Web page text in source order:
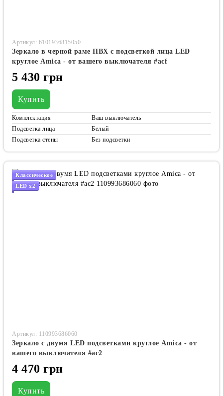
Артикул: 6101936815050
Зеркало в черной раме ПВХ с подсветкой лица LED
круглое Amica - от вашего выключателя #acf
5 430 грн
Купить
Комплектация
Ваш выключатель
Подсветка лица
Белый
Подсветка стены
Без подсветки
Классическое
LED x2
Артикул: 110993686060
Зеркало с двумя LED подсветками круглое Amica - от
вашего выключателя #ac2
4 470 грн
Купить